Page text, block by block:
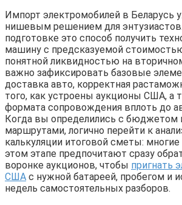
Импорт электромобилей в Беларусь
нишевым решением для
подготовке это способ получить
машину с предсказуемой
понятной ликвидностью на
важно зафиксировать базовые
доставка авто, корректная
того, как устроены аукционы США, а
формата сопровождения вплоть до
Когда вы определились с
маршрутами, логично перейти к
калькуляции итоговой сметы:
этом этапе предпочитают сразу
воронке аукционов, чтобы пригнать
США с нужной батареей, пробегом и
недель самостоятельных разборов.